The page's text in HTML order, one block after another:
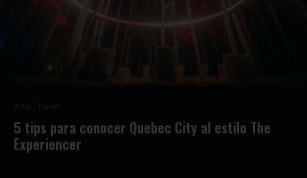
5 tips para conocer Quebec City al estilo The
Experiencer